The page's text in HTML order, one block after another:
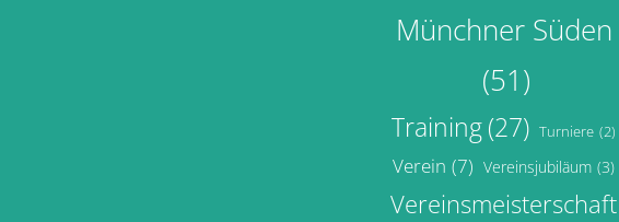
Münchner Süden
(51)
Training(27) Turniere (2)
Verein (7) Vereinsjubiläum (3)
Vereinsmeisterschaft